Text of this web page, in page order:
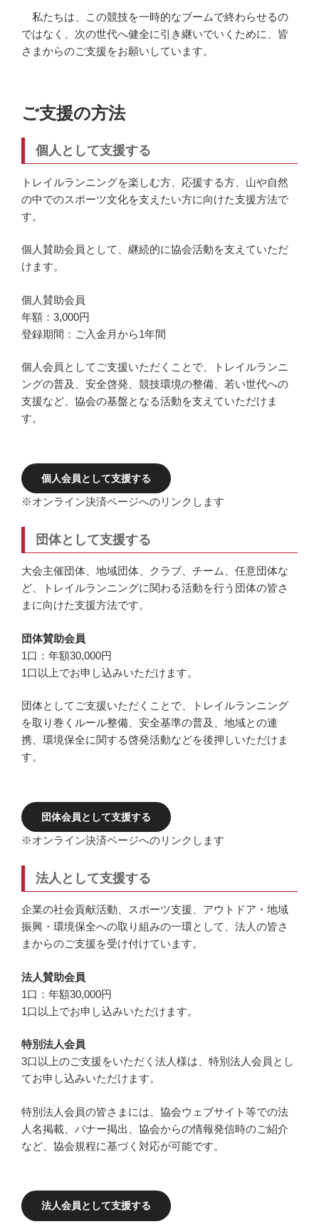
私たちは、この競技を一時的なブームで終わらせるの
ではなく、次の世代へ健全に引き継いでいくために、皆
さまからのご支援をお願いしています。
ご支援の方法
個人として支援する
トレイルランニングを楽しむ方、応援する方、山や自然
の中でのスポーツ文化を支えたい方に向けた支援方法で
す。
個人賛助会員として、継続的に協会活動を支えていただ
けます。
個人賛助会員
年額：3,000円
登録期間：ご入金月から1年間
個人会員としてご支援いただくことで、トレイルランニ
ングの普及、安全啓発、競技環境の整備、若い世代への
支援など、協会の基盤となる活動を支えていただけま
す。
個人会員として支援する
※オンライン決済ページへのリンクします
団体として支援する
大会主催団体、地域団体、クラブ、チーム、任意団体な
ど、トレイルランニングに関わる活動を行う団体の皆さ
まに向けた支援方法です。
団体賛助会員
1口：年額30,000円
1口以上でお申し込みいただけます。
団体としてご支援いただくことで、トレイルランニング
を取り巻くルール整備、安全基準の普及、地域との連
携、環境保全に関する啓発活動などを後押しいただけま
す。
団体会員として支援する
※オンライン決済ページへのリンクします
法人として支援する
企業の社会貢献活動、スポーツ支援、アウトドア・地域
振興・環境保全への取り組みの一環として、法人の皆さ
まからのご支援を受け付けています。
法人賛助会員
1口：年額30,000円
1口以上でお申し込みいただけます。
特別法人会員
3口以上のご支援をいただく法人様は、特別法人会員とし
てお申し込みいただけます。
特別法人会員の皆さまには、協会ウェブサイト等での法
人名掲載、バナー掲出、協会からの情報発信時のご紹介
など、協会規程に基づく対応が可能です。
法人会員として支援する